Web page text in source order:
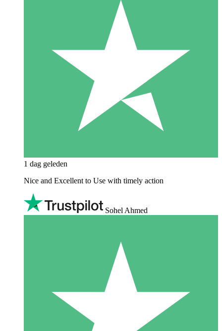
1 dag geleden
Nice and Excellent to Use with timely action
Sohel Ahmed